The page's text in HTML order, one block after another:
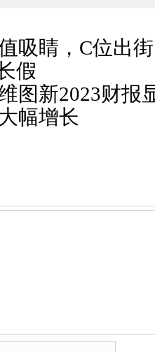
吸睛，C位出
假
图新2023财报
幅增长